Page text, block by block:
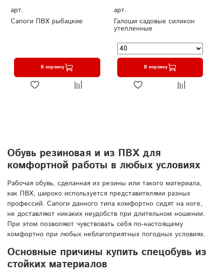
арт.
Сапоги ПВХ рыбацкие
В корзину
арт.
Галоши садовые силикон
утепленные
В корзину
Обувь резиновая и из ПВХ для
комфортной работы в любых условиях
Рабочая обувь, сделанная из резины или такого материала,
как ПВХ, широко используется представителями разных
профессий. Сапоги данного типа комфортно сидят на ноге,
не доставляют никаких неудобств при длительном ношении.
При этом позволяют чувствовать себя по-настоящему
комфортно при любых неблагоприятных погодных условиях.
Основные причины купить спецобувь из
стойких материалов